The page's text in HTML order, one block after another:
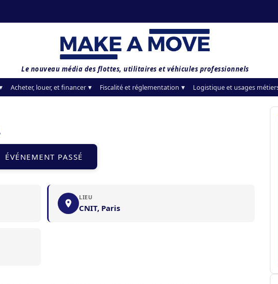
Le nouveau média des flottes, utilitaires et véhicules professionnels
Acheter, louer, et financer Fiscalité et réglementation Logistique et usages
ÉVÉNEMENT PASSÉ
LIEU
CNIT, Paris